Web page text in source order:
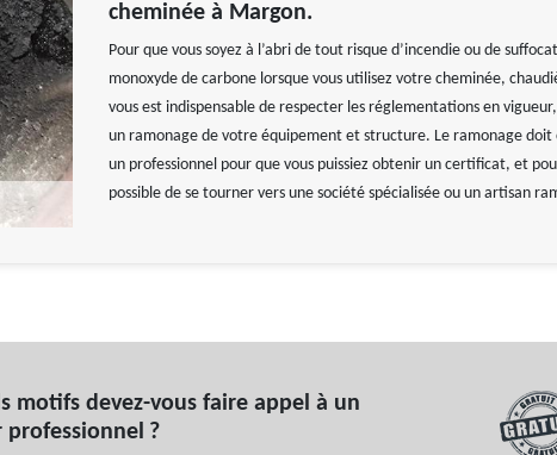
cheminée à Margon.
Pour que vous soyez à l’abri de tout risque d’incendie ou de
monoxyde de carbone lorsque vous utilisez votre cheminée,
vous est indispensable de respecter les réglementations en
un ramonage de votre équipement et structure. Le ramonage
un professionnel pour que vous puissiez obtenir un certificat, et
possible de se tourner vers une société spécialisée ou un artisan
motifs devez-vous faire appel à un
professionnel ?